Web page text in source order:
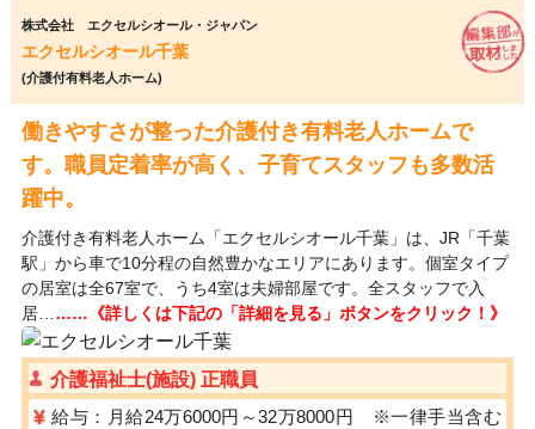
株式会社 エクセルシオール・ジャパン
エクセルシオール千葉
(介護付有料老人ホーム)
働きやすさが整った介護付き有料老人ホームで
す。職員定着率が高く、子育てスタッフも多数活
躍中。
介護付き有料老人ホーム「エクセルシオール千葉」は、JR「千葉
駅」から車で10分程の自然豊かなエリアにあります。個室タイプ
の居室は全67室で、うち4室は夫婦部屋です。全スタッフで入
居… ……《詳しくは下記の「詳細を見る」ボタンをクリック！》
介護福祉士(施設) 正職員
給与：月給24万6000円～32万8000円 ※一律手当含む